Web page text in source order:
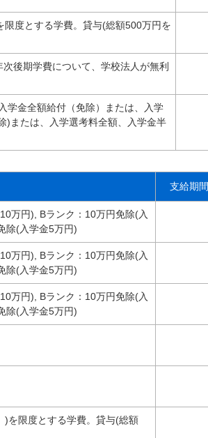
度とする学費。貸与(総額500万円を
後期学費について、学校法人が無利
学金全額給付（免除）または、入学
)または、入学選考料全額、入学金半
支給期間
万円), Bランク：10万円免除(入
除(入学金5万円)
万円), Bランク：10万円免除(入
除(入学金5万円)
万円), Bランク：10万円免除(入
除(入学金5万円)
)を限度とする学費。貸与(総額